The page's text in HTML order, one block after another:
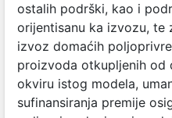
ostalih podrški, kao i
orijentisanu ka izvozu, te
izvoz domaćih
proizvoda otkupljenih od
okviru istog modela,
sufinansiranja premije